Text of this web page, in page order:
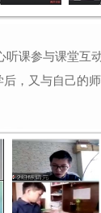
课参与课堂互
，又与自己的